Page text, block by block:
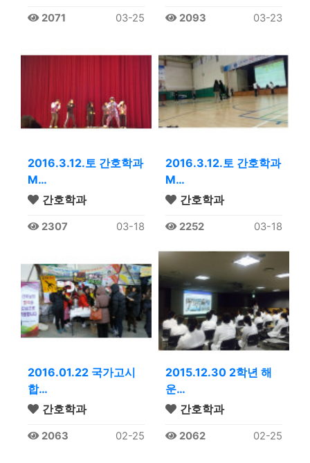
2071 03-25 2093 03-23
2016.3.12.토 간호학과
M…
간호학과
2307 03-18
2016.3.12.토 간호학과
M…
간호학과
2252 03-18
2016.01.22 국가고시
합…
간호학과
2063 02-25
2015.12.30 2학년 해
운…
간호학과
2062 02-25